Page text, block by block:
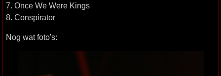
7. Once We Were Kings
8. Conspirator
Nog wat foto's: